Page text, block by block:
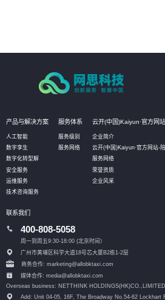
产品与解决方案
人工智能
数字孪生
数字化转型解
安全服务
运维服务
技术咨询服务
服务体系
服务级别
服务网络
云开(中国)Kaiyun·官方网
企业简介
云开(中国)Kaiyun·官方网站-
服务网络
荣誉资质
企业风采
联系我们
400-808-5058
周一到周五9:30-18:00 (北京时间）
广州市黄埔区科学大道18号芯大厦B2栋1-2层
商务合作: marketing@allobktaxi.com
媒体合作: media@allobktaxi.com
Overseas business: NETTHINK HOLDINGS(HK)CO.,LIMITED
Add: Unit 04-05, 16F, The Broadway No.54-62 Lockhart